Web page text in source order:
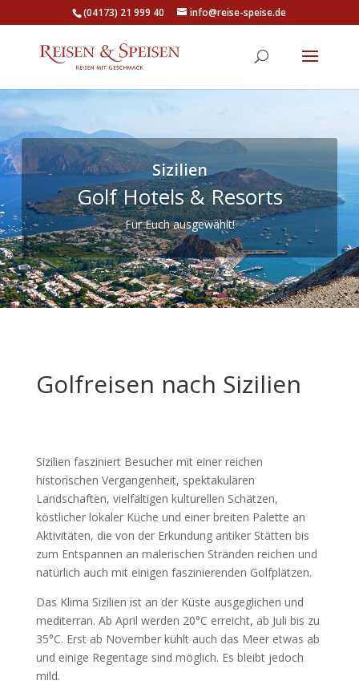
(04173) 21 999 40 info@reise-speise.de
Sizilien
Golf Hotels & Resorts
Für Euch ausgewählt!
Golfreisen nach Sizilien
Sizilien fasziniert Besucher mit einer reichen
historischen Vergangenheit, spektakulären
Landschaften, vielfältigen kulturellen Schätzen,
köstlicher lokaler Küche und einer breiten Palette an
Aktivitäten, die von der Erkundung antiker Stätten bis
zum Entspannen an malerischen Stränden reichen und
natürlich auch mit einigen faszinierenden Golfplätzen.
Das Klima Sizilien ist an der Küste ausgeglichen und
mediterran. Ab April werden 20°C erreicht, ab Juli bis zu
35°C. Erst ab November kühlt auch das Meer etwas ab
und einige Regentage sind möglich. Es bleibt jedoch
mild.